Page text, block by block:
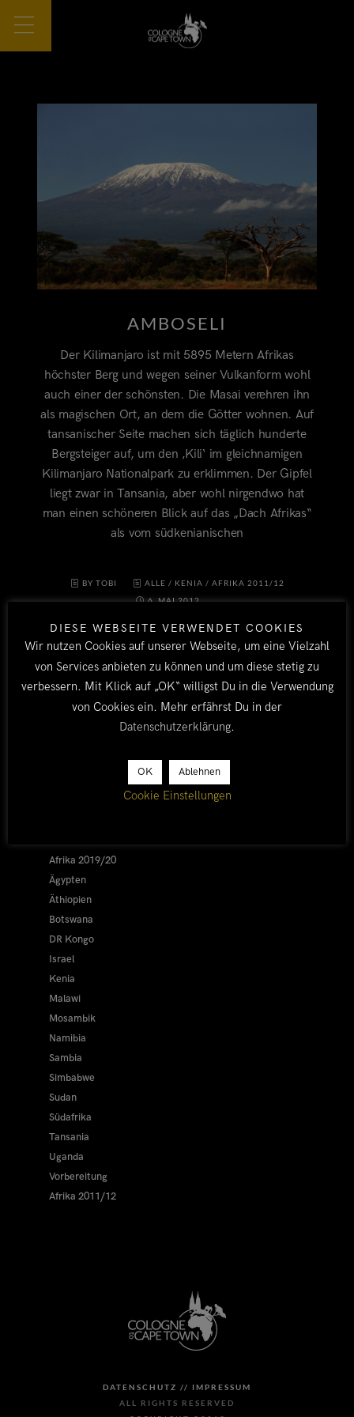
AMBOSELI
Der Kilimanjaro ist mit 5895 Metern Afrikas
höchster Berg und wegen seiner Vulkanform wohl
auch einer der schönsten. Die Masai verehren ihn
als magischen Ort, an dem die Götter wohnen. Auf
tansanischer Seite machen sich täglich hunderte
Bergsteiger auf, um den ‚Kili‘ im gleichnamigen
Kilimanjaro Nationalpark zu erklimmen. Der Gipfel
liegt zwar in Tansania, aber wohl nirgendwo hat
man einen schöneren Blick auf das „Dach Afrikas“
als vom südkenianischen
BY TOBI ALLE / KENIA / AFRIKA 2011/12
6. MAI 2012
LÄNDER
Afrika 2019/20
Ägypten
Äthiopien
Botswana
DR Kongo
Israel
Kenia
Malawi
Mosambik
Namibia
Sambia
Simbabwe
Sudan
Südafrika
Tansania
Uganda
Vorbereitung
Afrika 2011/12
DATENSCHUTZ // IMPRESSUM
ALL RIGHTS RESERVED
DIESE WEBSEITE VERWENDET COOKIES
Wir nutzen Cookies auf unserer Webseite, um eine Vielzahl
von Services anbieten zu können und um diese stetig zu
verbessern. Mit Klick auf „OK“ willigst Du in die Verwendung
von Cookies ein. Mehr erfährst Du in der
Datenschutzerklärung.
OK Ablehnen
Cookie Einstellungen